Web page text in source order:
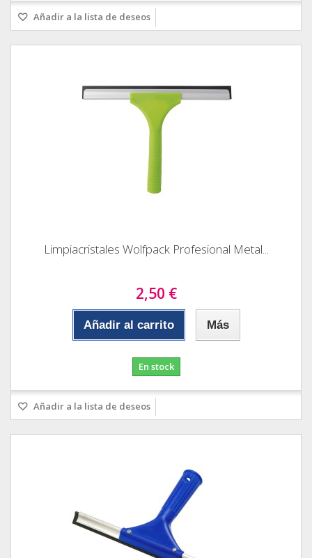
Añadir a la lista de deseos
Limpiacristales Wolfpack Profesional Metal...
2,50 €
Añadir al carrito Más
En stock
Añadir a la lista de deseos